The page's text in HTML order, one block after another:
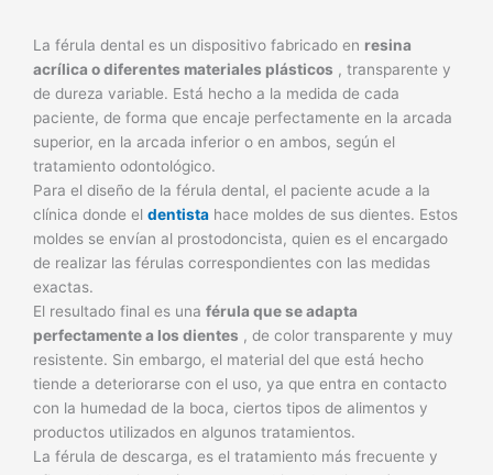
La férula dental es un dispositivo fabricado en resina
acrílica o diferentes materiales plásticos , transparente y
de dureza variable. Está hecho a la medida de cada
paciente, de forma que encaje perfectamente en la arcada
superior, en la arcada inferior o en ambos, según el
tratamiento odontológico.
Para el diseño de la férula dental, el paciente acude a la
clínica donde el dentista hace moldes de sus dientes. Estos
moldes se envían al prostodoncista, quien es el encargado
de realizar las férulas correspondientes con las medidas
exactas.
El resultado final es una férula que se adapta
perfectamente a los dientes , de color transparente y muy
resistente. Sin embargo, el material del que está hecho
tiende a deteriorarse con el uso, ya que entra en contacto
con la humedad de la boca, ciertos tipos de alimentos y
productos utilizados en algunos tratamientos.
La férula de descarga, es el tratamiento más frecuente y